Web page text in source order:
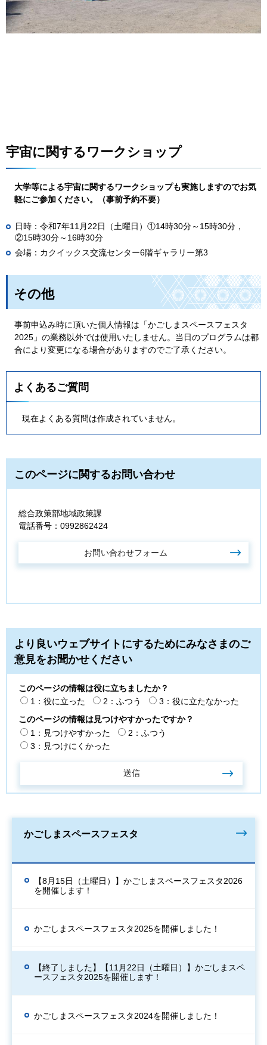
宇宙に関するワークショップ
大学等による宇宙に関するワークショップも実施しますのでお気
軽にご参加ください。（事前予約不要）
日時：令和7年11月22日（土曜日）①14時30分～15時30分，
②15時30分～16時30分
会場：カクイックス交流センター6階ギャラリー第3
その他
事前申込み時に頂いた個人情報は「かごしまスペースフェスタ
2025」の業務以外では使用いたしません。当日のプログラムは都
合により変更になる場合がありますのでご了承ください。
よくあるご質問
現在よくある質問は作成されていません。
このページに関するお問い合わせ
総合政策部地域政策課
電話番号：0992862424
より良いウェブサイトにするためにみなさまのご
意見をお聞かせください
このページの情報は役に立ちましたか？
1：役に立った
2：ふつう
3：役に立たなかった
このページの情報は見つけやすかったですか？
1：見つけやすかった
2：ふつう
3：見つけにくかった
かごしまスペースフェスタ
【8月15日（土曜日）】かごしまスペースフェスタ2026
を開催します！
かごしまスペースフェスタ2025を開催しました！
【終了しました】【11月22日（土曜日）】かごしまスペ
ースフェスタ2025を開催します！
かごしまスペースフェスタ2024を開催しました！